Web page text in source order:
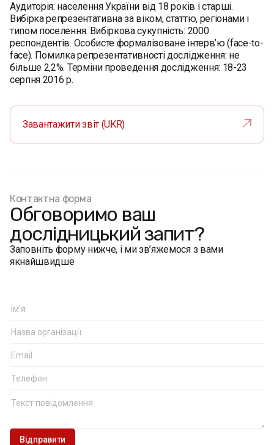
Аудиторія: населення України від 18 років і старші.
Вибірка репрезентативна за віком, статтю, регіонами і
типом поселення. Вибіркова сукупність: 2000
респондентів. Особисте формалізоване інтерв’ю (face-to-
face). Помилка репрезентативності дослідження: не
більше 2,2%. Терміни проведення дослідження: 18-23
серпня 2016 р.
Завантажити звіт (UKR)
Контактна форма
Обговоримо ваш
дослідницький запит?
Заповніть форму нижче, і ми зв’яжемося з вами
якнайшвидше